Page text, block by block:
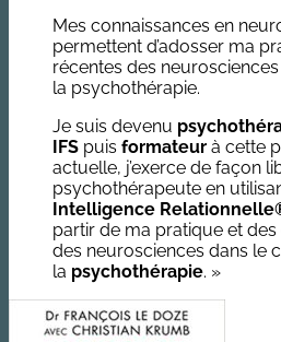
Mes connaissances en
permettent d’adosser ma
récentes des
la psychothérapie.
Je suis devenu
IFS puis formateur à cette
actuelle, j’exerce de façon
psychothérapeute en
Intelligence
partir de ma pratique et
des neurosciences dans le
la psychothérapie. »